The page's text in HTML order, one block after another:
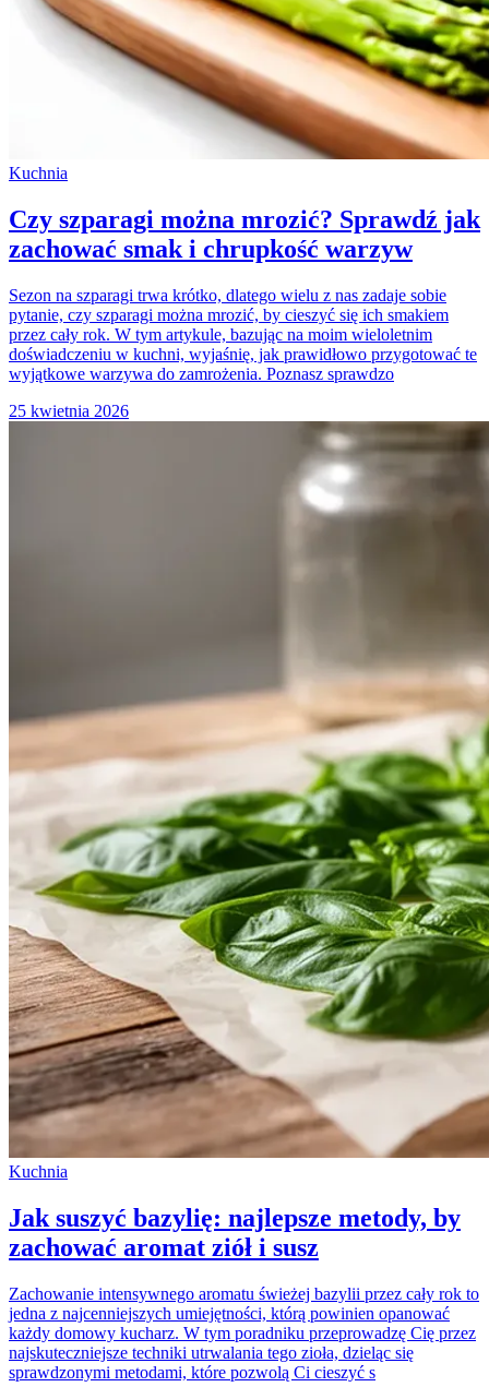
Kuchnia
Czy szparagi można mrozić? Sprawdź jak
zachować smak i chrupkość warzyw
Sezon na szparagi trwa krótko, dlatego wielu z nas zadaje sobie
pytanie, czy szparagi można mrozić, by cieszyć się ich smakiem
przez cały rok. W tym artykule, bazując na moim wieloletnim
doświadczeniu w kuchni, wyjaśnię, jak prawidłowo przygotować te
wyjątkowe warzywa do zamrożenia. Poznasz sprawdzo
25 kwietnia 2026
Kuchnia
Jak suszyć bazylię: najlepsze metody, by
zachować aromat ziół i susz
Zachowanie intensywnego aromatu świeżej bazylii przez cały rok to
jedna z najcenniejszych umiejętności, którą powinien opanować
każdy domowy kucharz. W tym poradniku przeprowadzę Cię przez
najskuteczniejsze techniki utrwalania tego zioła, dzieląc się
sprawdzonymi metodami, które pozwolą Ci cieszyć s